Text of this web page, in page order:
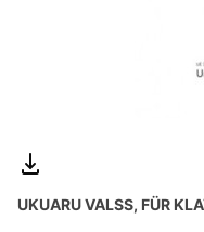
UKUARU VALSS, FÜR